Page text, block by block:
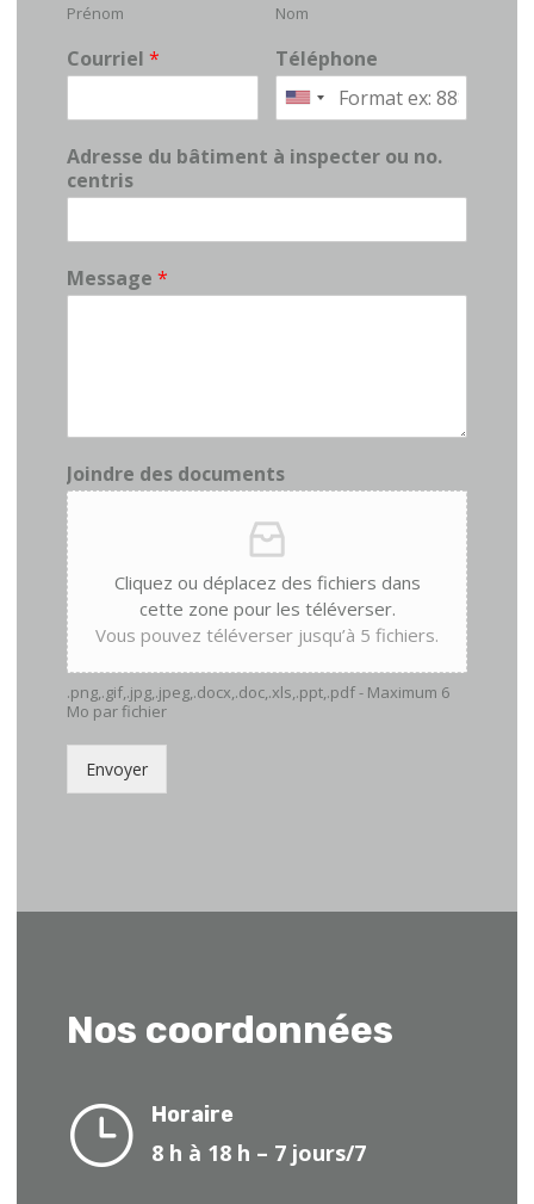
Prénom Nom
Courriel * Téléphone
Adresse du bâtiment à inspecter ou no.
centris
Message *
Joindre des documents
Cliquez ou déplacez des fichiers dans
cette zone pour les téléverser.
Vous pouvez téléverser jusqu’à 5 fichiers.
.png,.gif,.jpg,.jpeg,.docx,.doc,.xls,.ppt,.pdf - Maximum 6
Mo par fichier
Envoyer
Nos coordonnées
} Horaire
8 h à 18 h – 7 jours/7